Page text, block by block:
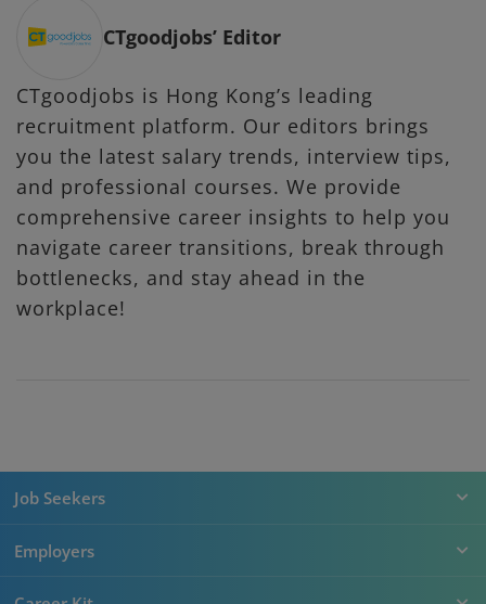
CTgoodjobs’ Editor
CTgoodjobs is Hong Kong’s leading
recruitment platform. Our editors brings
you the latest salary trends, interview tips,
and professional courses. We provide
comprehensive career insights to help you
navigate career transitions, break through
bottlenecks, and stay ahead in the
workplace!
Job Seekers
Employers